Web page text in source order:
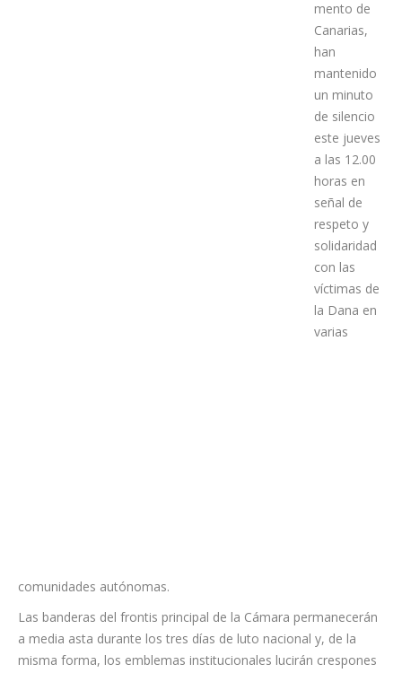
personal
del Parla-
mento de
Canarias,
han
mantenido
un minuto
de silencio
este jueves
a las 12.00
horas en
señal de
respeto y
solidaridad
con las
víctimas de
comunidades autónomas.
Las banderas del frontis principal de la Cámara permanecerán